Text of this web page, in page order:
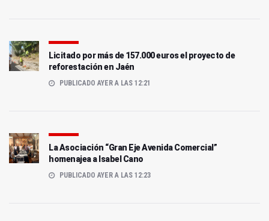
Licitado por más de 157.000 euros el proyecto de
reforestación en Jaén
PUBLICADO AYER A LAS 12:21
La Asociación “Gran Eje Avenida Comercial”
homenajea a Isabel Cano
PUBLICADO AYER A LAS 12:23